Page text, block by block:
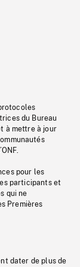
du Bureau
à mettre à jour
pour les
participants et
qui ne
Premières
dater de plus de